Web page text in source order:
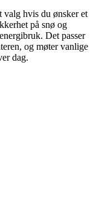
hvis du ønsker et
på snø og
Det passer
og møter vanlige
dag.